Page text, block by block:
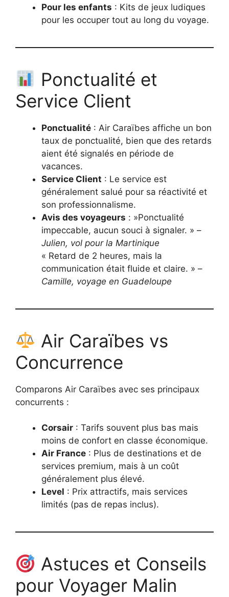
Pour les enfants : Kits de jeux ludiques
pour les occuper tout au long du voyage.
Ponctualité et
Service Client
Ponctualité : Air Caraïbes affiche un bon
taux de ponctualité, bien que des retards
aient été signalés en période de
vacances.
Service Client : Le service est
généralement salué pour sa réactivité et
son professionnalisme.
Avis des voyageurs : »Ponctualité
impeccable, aucun souci à signaler. » –
Julien, vol pour la Martinique
« Retard de 2 heures, mais la
communication était fluide et claire. » –
Camille, voyage en Guadeloupe
Air Caraïbes vs
Concurrence
Comparons Air Caraïbes avec ses principaux
concurrents :
Corsair : Tarifs souvent plus bas mais
moins de confort en classe économique.
Air France : Plus de destinations et de
services premium, mais à un coût
généralement plus élevé.
Level : Prix attractifs, mais services
limités (pas de repas inclus).
Astuces et Conseils
pour Voyager Malin